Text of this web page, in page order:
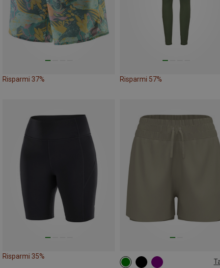
Risparmi 37% Risparmi 57%
Risparmi 35%
XS S M